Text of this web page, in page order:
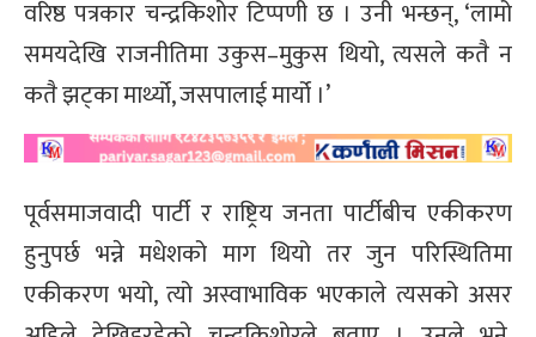
वरिष्ठ पत्रकार चन्द्रकिशोर टिप्पणी छ । उनी भन्छन्, ‘लामो
समयदेखि राजनीतिमा उकुस–मुकुस थियो, त्यसले कतै न
कतै झट्का मार्थ्यो, जसपालाई मार्यो ।’
पूर्वसमाजवादी पार्टी र राष्ट्रिय जनता पार्टीबीच एकीकरण
हुनुपर्छ भन्ने मधेशको माग थियो तर जुन परिस्थितिमा
एकीकरण भयो, त्यो अस्वाभाविक भएकाले त्यसको असर